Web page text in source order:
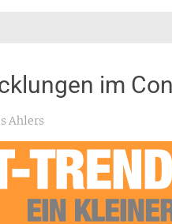
im
Ahlers